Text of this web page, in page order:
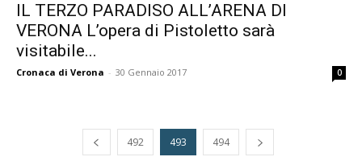
IL TERZO PARADISO ALL’ARENA DI
VERONA L’opera di Pistoletto sarà
visitabile...
Cronaca di Verona - 30 Gennaio 2017 0
492 493 494